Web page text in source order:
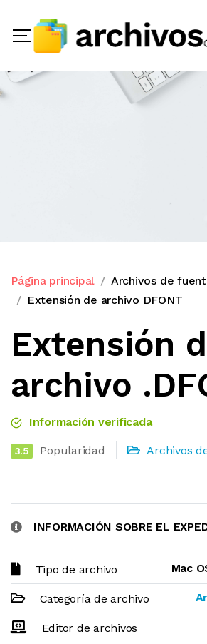
Página principal
Archivos de
Extensión de archivo DFONT
Extensión
archivo
Información verificada
3.5 Popularidad Archivos
INFORMACIÓN SOBRE EL
Tipo de archivo Mac
Categoría de archivo
Editor de archivos